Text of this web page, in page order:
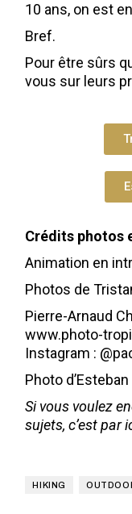
10 ans, on est
Bref.
Pour être sûrs
vous sur leurs
Crédits photos
Animation en
Photos de
Pierre-Arnaud
www.photo-
Instagram :
Photo
Si vous voulez
sujets, c’est par
HIKING